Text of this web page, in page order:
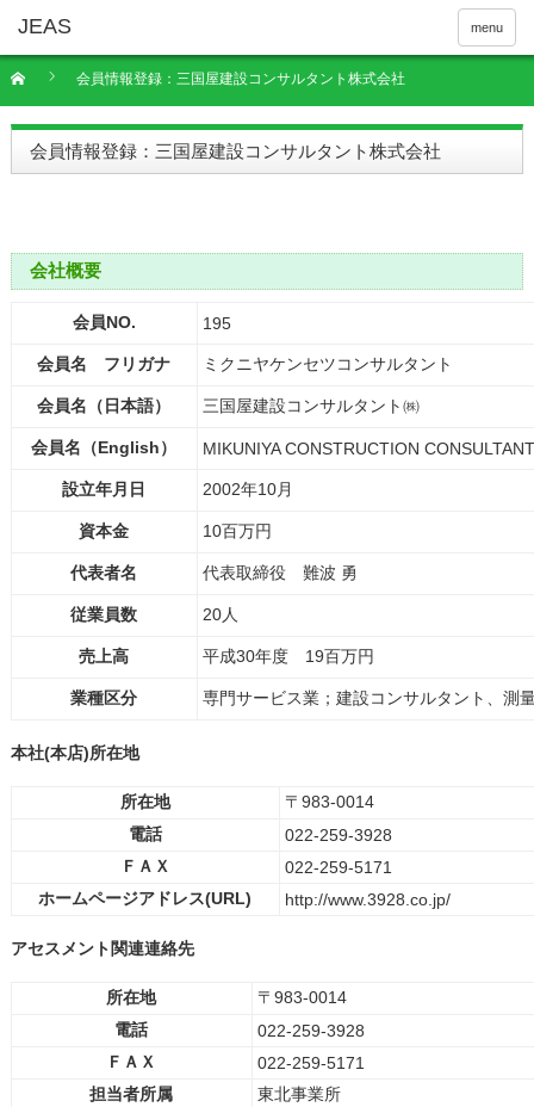
menu
会員情報登録：三国屋建設コンサルタント株式会社
会員情報登録：三国屋建設コンサルタント株式会社
会社概要
会員NO. 195
会員名 フリガナ ミクニヤケンセツコンサルタント
会員名（日本語） 三国屋建設コンサルタント㈱
会員名（English） MIKUNIYA CONSTRUCTION
設立年月日 2002年10月
資本金 10百万円
代表者名 代表取締役 難波 勇
従業員数 20人
売上高 平成30年度 19百万円
業種区分 専門サービス業；建設コンサルタント、測
本社(本店)所在地
所在地
〒983-0014
電話
022-259-3928
ＦＡＸ
022-259-5171
ホームページアドレス(URL)
http://www.3928.co.jp/
アセスメント関連連絡先
所在地
〒983-0014
電話
022-259-3928
ＦＡＸ
022-259-5171
担当者所属
東北事業所